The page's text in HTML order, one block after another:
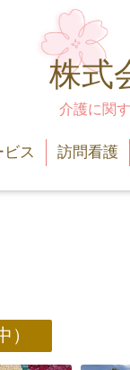
株式
介護に関
ス 訪問看護